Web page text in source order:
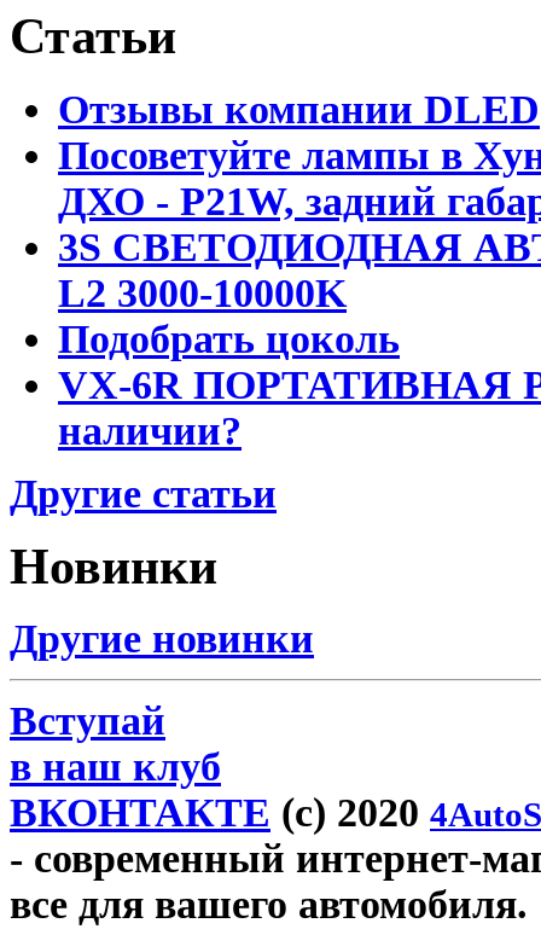
Статьи
Отзывы компании DLED
Посоветуйте лампы в
ДХО - P21W, задний
3S СВЕТОДИОДНАЯ
L2 3000-10000K
Подобрать цоколь
VX-6R ПОРТАТИВНАЯ
наличии?
Другие статьи
Новинки
Другие новинки
Вступай
в наш клуб
ВКОНТАКТЕ (c) 2020
- современный интернет-
все для вашего автомобиля.